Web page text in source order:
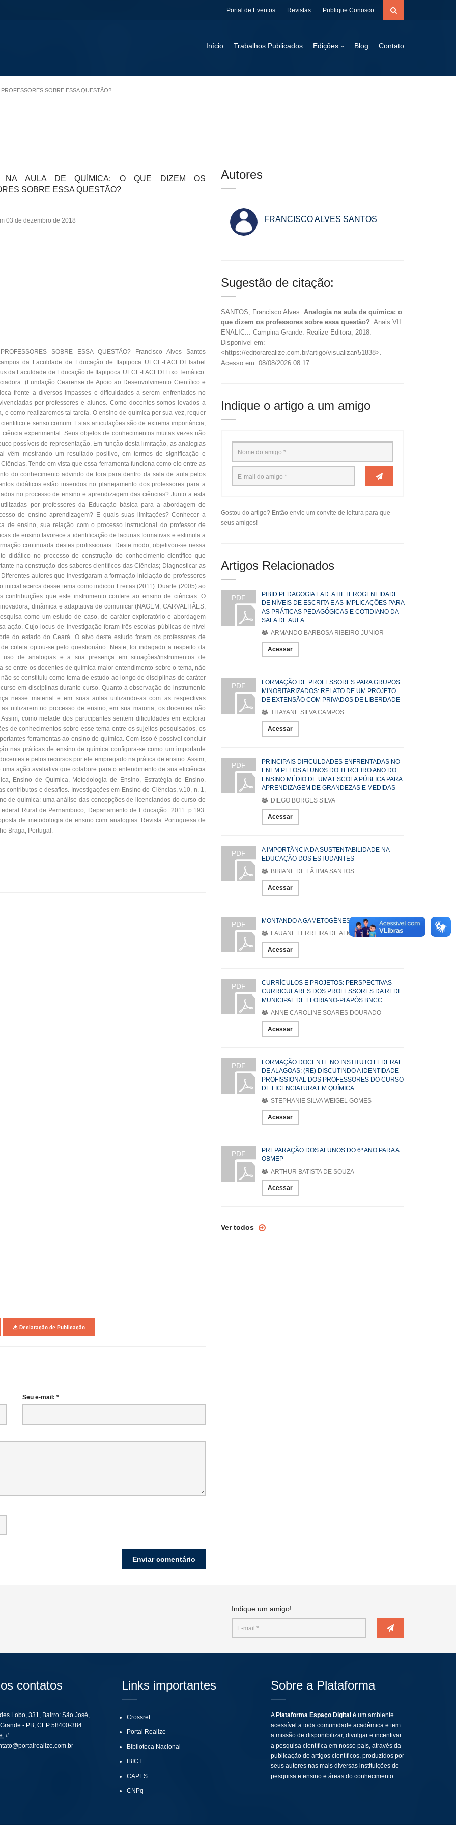
Portal de Eventos Revistas Publique Conosco
Início Trabalhos Publicados Edições Blog Contato
SOBRE ESSA QUESTÃO?
NA AULA DE QUÍMICA: O QUE DIZEM OS
SOBRE ESSA QUESTÃO?
03 de dezembro de 2018
SOBRE ESSA QUESTÃO? Francisco Alves Santos
da Faculdade de Educação de Itapipoca UECE-FACEDI Isabel
da Faculdade de Educação de Itapipoca UECE-FACEDI Eixo Temático:
(Fundação Cearense de Apoio ao Desenvolvimento Científico e
frente a diversos impasses e dificuldades a serem enfrentados no
por professores e alunos. Como docentes somos levados a
como realizaremos tal tarefa. O ensino de química por sua vez, requer
e senso comum. Estas articulações são de extrema importância,
experimental. Seus objetos de conhecimentos muitas vezes não
possíveis de representação. Em função desta limitação, as analogias
vêm mostrando um resultado positivo, em termos de significação e
Tendo em vista que essa ferramenta funciona como elo entre as
do conhecimento advindo de fora para dentro da sala de aula pelos
didáticos estão inseridos no planejamento dos professores para a
no processo de ensino e aprendizagem das ciências? Junto a esta
por professores da Educação básica para a abordagem de
de ensino aprendizagem? E quais suas limitações? Conhecer a
de ensino, sua relação com o processo instrucional do professor de
de ensino favorece a identificação de lacunas formativas e estimula a
continuada destes profissionais. Deste modo, objetivou-se nessa
didático no processo de construção do conhecimento científico que
na construção dos saberes científicos das Ciências; Diagnosticar as
autores que investigaram a formação iniciação de professores
acerca desse tema como indicou Freitas (2011). Duarte (2005) ao
que este instrumento confere ao ensino de ciências. O
dinâmica e adaptativa de comunicar (NAGEM; CARVALHÃES;
como um estudo de caso, de caráter exploratório e abordagem
ação. Cujo locus de investigação foram três escolas públicas de nível
do estado do Ceará. O alvo deste estudo foram os professores de
coleta optou-se pelo questionário. Neste, foi indagado a respeito da
de analogias e a sua presença em situações/instrumentos de
entre os docentes de química maior entendimento sobre o tema, não
se constituiu como tema de estudo ao longo de disciplinas de caráter
em disciplinas durante curso. Quanto à observação do instrumento
nesse material e em suas aulas utilizando-as com as respectivas
utilizarem no processo de ensino, em sua maioria, os docentes não
como metade dos participantes sentem dificuldades em explorar
de conhecimentos sobre esse tema entre os sujeitos pesquisados, os
ferramentas ao ensino de química. Com isso é possível concluir
nas práticas de ensino de química configura-se como um importante
e pelos recursos por ele empregado na prática de ensino. Assim,
ação avaliativa que colabore para o entendimento de sua eficiência
Ensino de Química, Metodologia de Ensino, Estratégia de Ensino.
contributos e desafios. Investigações em Ensino de Ciências, v.10, n. 1,
de química: uma análise das concepções de licenciandos do curso de
Rural de Pernambuco, Departamento de Educação. 2011. p.193.
de metodologia de ensino com analogias. Revista Portuguesa de
Braga, Portugal.
Declaração de Publicação
Seu e-mail: *
Autores
FRANCISCO ALVES SANTOS
Sugestão de citação:
SANTOS, Francisco Alves. Analogia na aula de química: o
que dizem os professores sobre essa questão?. Anais VII
ENALIC... Campina Grande: Realize Editora, 2018.
Disponível em:
<https://editorarealize.com.br/artigo/visualizar/51838>.
Acesso em: 08/08/2026 08:17
Indique o artigo a um amigo
Gostou do artigo? Então envie um convite de leitura para que
seus amigos!
Artigos Relacionados
PDF
PIBID PEDAGOGIA EAD: A HETEROGENEIDADE
DE NÍVEIS DE ESCRITA E AS IMPLICAÇÕES PARA
AS PRÁTICAS PEDAGÓGICAS E COTIDIANO DA
SALA DE AULA.
ARMANDO BARBOSA RIBEIRO JUNIOR
Acessar
PDF
FORMAÇÃO DE PROFESSORES PARA GRUPOS
MINORITARIZADOS: RELATO DE UM PROJETO
DE EXTENSÃO COM PRIVADOS DE LIBERDADE
THAYANE SILVA CAMPOS
Acessar
PDF
PRINCIPAIS DIFICULDADES ENFRENTADAS NO
ENEM PELOS ALUNOS DO TERCEIRO ANO DO
ENSINO MÉDIO DE UMA ESCOLA PÚBLICA PARA
APRENDIZAGEM DE GRANDEZAS E MEDIDAS
DIEGO BORGES SILVA
Acessar
PDF
A IMPORTÂNCIA DA SUSTENTABILIDADE NA
EDUCAÇÃO DOS ESTUDANTES
BIBIANE DE FÃTIMA SANTOS
Acessar
PDF
MONTANDO A GAMETOGÊNESE
LAUANE FERREIRA DE ALMEIDA
Acessar
PDF
CURRÍCULOS E PROJETOS: PERSPECTIVAS
CURRICULARES DOS PROFESSORES DA REDE
MUNICIPAL DE FLORIANO-PI APÓS BNCC
ANNE CAROLINE SOARES DOURADO
Acessar
PDF
FORMAÇÃO DOCENTE NO INSTITUTO FEDERAL
DE ALAGOAS: (RE) DISCUTINDO A IDENTIDADE
PROFISSIONAL DOS PROFESSORES DO CURSO
DE LICENCIATURA EM QUÍMICA
STEPHANIE SILVA WEIGEL GOMES
Acessar
PDF
PREPARAÇÃO DOS ALUNOS DO 6º ANO PARA A
OBMEP
ARTHUR BATISTA DE SOUZA
Acessar
Ver todos
Indique um amigo!
contatos
Lobo, 331, Bairro: São José,
- PB, CEP 58400-384
#
Links importantes
Crossref
Portal Realize
Biblioteca Nacional
IBICT
CAPES
CNPq
Sobre a Plataforma
A Plataforma Espaço Digital é um ambiente
acessível a toda comunidade acadêmica e tem
a missão de disponibilizar, divulgar e incentivar
a pesquisa científica em nosso país, através da
publicação de artigos científicos, produzidos por
seus autores nas mais diversas instituições de
pesquisa e ensino e áreas do conhecimento.